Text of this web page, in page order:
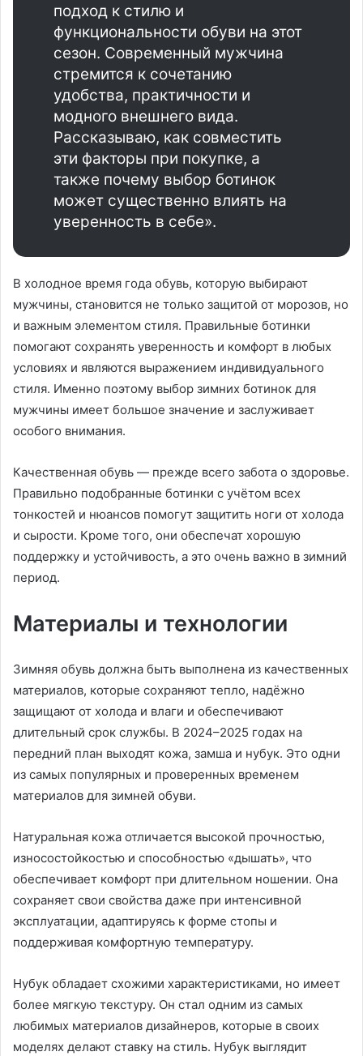
подход к стилю и
функциональности обуви на этот
сезон. Современный мужчина
стремится к сочетанию
удобства, практичности и
модного внешнего вида.
Рассказываю, как совместить
эти факторы при покупке, а
также почему выбор ботинок
может существенно влиять на
уверенность в себе».
В холодное время года обувь, которую выбирают
мужчины, становится не только защитой от морозов, но
и важным элементом стиля. Правильные ботинки
помогают сохранять уверенность и комфорт в любых
условиях и являются выражением индивидуального
стиля. Именно поэтому выбор зимних ботинок для
мужчины имеет большое значение и заслуживает
особого внимания.
Качественная обувь — прежде всего забота о здоровье.
Правильно подобранные ботинки с учётом всех
тонкостей и нюансов помогут защитить ноги от холода
и сырости. Кроме того, они обеспечат хорошую
поддержку и устойчивость, а это очень важно в зимний
период.
Материалы и технологии
Зимняя обувь должна быть выполнена из качественных
материалов, которые сохраняют тепло, надёжно
защищают от холода и влаги и обеспечивают
длительный срок службы. В 2024–2025 годах на
передний план выходят кожа, замша и нубук. Это одни
из самых популярных и проверенных временем
материалов для зимней обуви.
Натуральная кожа отличается высокой прочностью,
износостойкостью и способностью «дышать», что
обеспечивает комфорт при длительном ношении. Она
сохраняет свои свойства даже при интенсивной
эксплуатации, адаптируясь к форме стопы и
поддерживая комфортную температуру.
Нубук обладает схожими характеристиками, но имеет
более мягкую текстуру. Он стал одним из самых
любимых материалов дизайнеров, которые в своих
моделях делают ставку на стиль. Нубук выглядит